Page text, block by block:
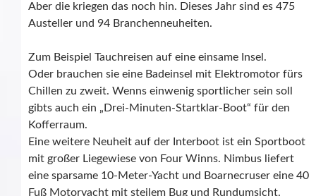
Aber die kriegen das noch hin. Dieses Jahr sind es 475
Austeller und 94 Branchenneuheiten.
Zum Beispiel Tauchreisen auf eine einsame Insel.
Oder brauchen sie eine Badeinsel mit Elektromotor fürs
Chillen zu zweit. Wenns einwenig sportlicher sein soll
gibts auch ein „Drei-Minuten-Startklar-Boot“ für den
Kofferraum.
Eine weitere Neuheit auf der Interboot ist ein Sportboot
mit großer Liegewiese von Four Winns. Nimbus liefert
eine sparsame 10-Meter-Yacht und Boarnecruser eine 40
Fuß Motoryacht mit steilem Bug und Rundumsicht.